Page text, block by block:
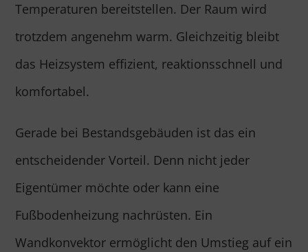
Temperaturen bereitstellen. Der Raum wird
trotzdem angenehm warm. Gleichzeitig bleibt
das Heizsystem effizient, reaktionsschnell und
komfortabel.
Gerade bei Bestandsgebäuden ist das ein
entscheidender Vorteil. Denn nicht jeder
Eigentümer möchte oder kann eine
Fußbodenheizung nachrüsten. Ein
Wandkonvektor ermöglicht den Umstieg auf ein